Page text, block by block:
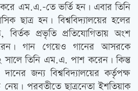
এম.এ.-তে ভর্তি হন। এবার তিনি
ছাত্র হন। বিশ্ববিদ্যালয়ের হলের
বির্তক প্রভৃতি প্রতিযোগিতায় অংশ
গান গেয়েও গানের আসরকে
তিনি এম.এ. পাশ করেন। কিন্তু
জন্য বিশ্ববিদ্যালয়ের কর্তৃপক্ষ
পরবতীতে ছাত্রনেতা ইশতিয়াক